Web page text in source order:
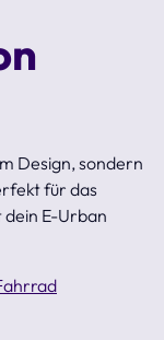
Design, sondern
für das
E-Urban